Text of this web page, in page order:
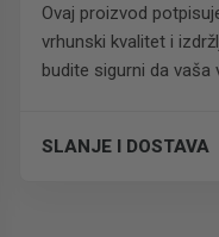
Ovaj proizvod
vrhunski kvalitet i
budite sigurni da vaša
SLANJE I DOSTAVA